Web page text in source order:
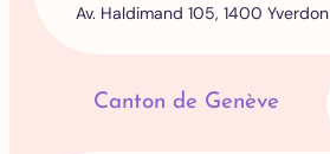
Av. Haldimand 105, 1400 Yverdon
Canton de Genève